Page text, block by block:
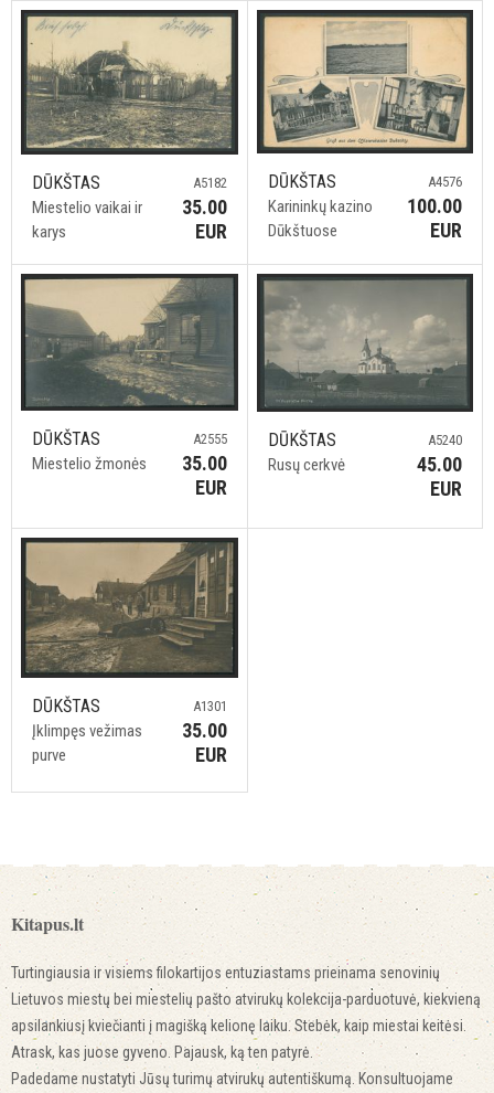
DŪKŠTAS
Miestelio vaikai ir
karys
A5182
35.00
EUR
DŪKŠTAS
Karininkų kazino
Dūkštuose
A4576
100.00
EUR
DŪKŠTAS
Miestelio žmonės
A2555
35.00
EUR
DŪKŠTAS
Rusų cerkvė
A5240
45.00
EUR
DŪKŠTAS
Įklimpęs vežimas
purve
A1301
35.00
EUR
Kitapus.lt
Turtingiausia ir visiems filokartijos entuziastams prieinama senovinių
Lietuvos miestų bei miestelių pašto atvirukų kolekcija-parduotuvė, kiekvieną
apsilankiusį kviečianti į magišką kelionę laiku. Stebėk, kaip miestai keitėsi.
Atrask, kas juose gyveno. Pajausk, ką ten patyrė.
Padedame nustatyti Jūsų turimų atvirukų autentiškumą. Konsultuojame